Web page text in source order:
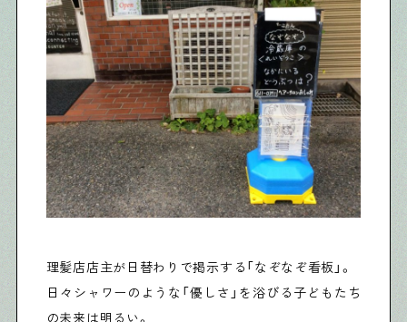
理髪店店主が日替わりで掲示する「なぞなぞ看板」。
日々シャワーのような「優しさ」を浴びる子どもたち
の未来は明るい。